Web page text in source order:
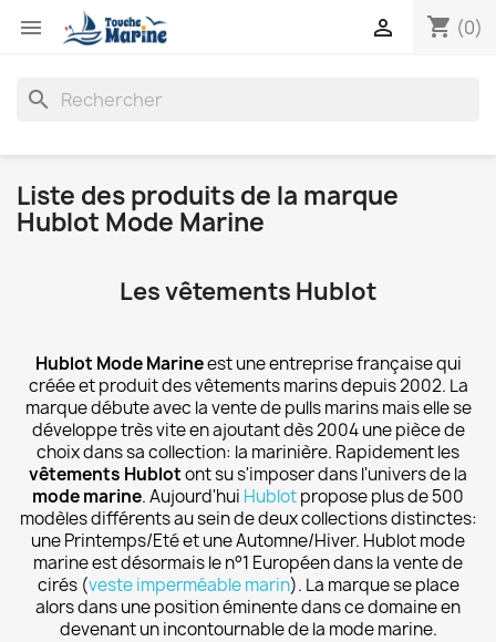
 shopping_cart (0)

search
Liste des produits de la marque
Hublot Mode Marine
Les vêtements Hublot
Hublot Mode Marineest une entreprise française qui
créée et produit des vêtements marins depuis 2002. La
marque débute avec la vente de pulls marins mais elle se
développe très vite en ajoutant dès 2004 une pièce de
choix dans sa collection: la marinière. Rapidement les
vêtements Hublotont su s'imposer dans l'univers de la
mode marine. Aujourd'hui Hublotpropose plus de 500
modèles différents au sein de deux collections distinctes:
une Printemps/Eté et une Automne/Hiver. Hublot mode
marine est désormais le n°1 Européen dans la vente de
cirés (veste imperméable marin). La marque se place
alors dans une position éminente dans ce domaine en
devenant un incontournable de la mode marine.